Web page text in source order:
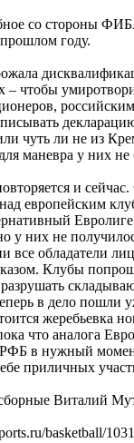
со стороны
году.
– чтобы
чуть ли не из
маневра у них не
и
европейским
у них не
все обладатели
Клубы
в дело пошли
жеребьевка
что аналога
в нужный
приличных
Виталий
basketball/